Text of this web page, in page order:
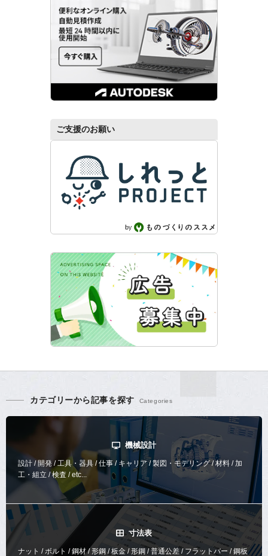
ご支援のお願い
カテゴリーから記事を探す
機械設計
設計 / 開発 / 工具・器具 / 仕事 / キャリア / 製図・モデリング / 材料 / 加
工・組立 / 検査 / etc...
寸法表
ナット / ボルト / 鋼材 / 形鋼 / 板金 / 形鋼 / 普通公差 / フラットバー / 鋼板